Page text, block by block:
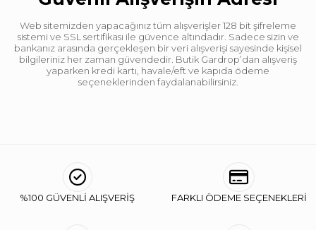
Web sitemizden yapacağınız tüm alışverişler 128 bit şifreleme
sistemi ve SSL sertifikası ile güvence altındadır. Sadece sizin ve
bankanız arasında gerçekleşen bir veri alışverişi sayesinde kişisel
bilgileriniz her zaman güvendedir. Butik Gardrop’dan alışveriş
yaparken kredi kartı, havale/eft ve kapıda ödeme
seçeneklerinden faydalanabilirsiniz.
%100 GÜVENLİ ALIŞVERİŞ FARKLI ÖDEME SEÇENEKLERİ